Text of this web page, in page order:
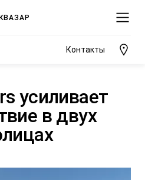
Контакты
усиливает
в двух